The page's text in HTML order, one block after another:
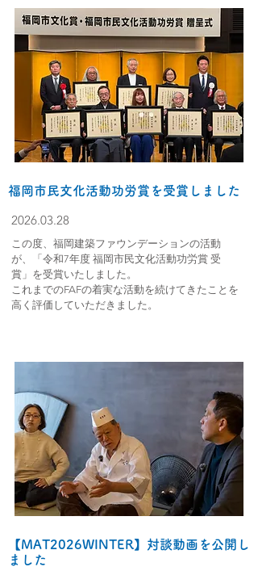
福岡市民文化活動功労賞を受賞しました
2026.03.28
この度、福岡建築ファウンデーションの活動
が、「令和7年度 福岡市民文化活動功労賞 受
賞」を受賞いたしました。
これまでのFAFの着実な活動を続けてきたことを
高く評価していただきました。
【MAT2026WINTER】対談動画を公開し
ました